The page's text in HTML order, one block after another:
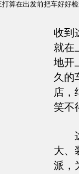
算在出发前把车好好
收到
就在
地开
久的
店，
笑不
这
大、
派，